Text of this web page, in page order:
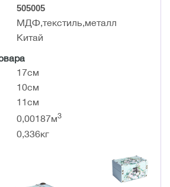
505005
МДФ,текстиль,металл
Китай
17см
10см
11см
0,00187м3
0,336кг